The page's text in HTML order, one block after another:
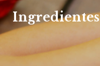
Ingredientes